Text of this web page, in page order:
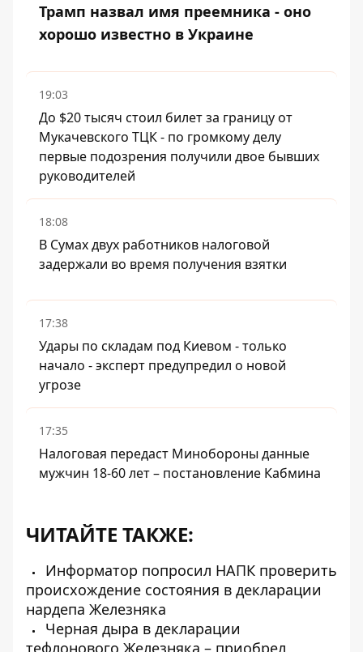
Трамп назвал имя преемника - оно
хорошо известно в Украине
19:03
До $20 тысяч стоил билет за границу от
Мукачевского ТЦК - по громкому делу
первые подозрения получили двое бывших
руководителей
18:08
В Сумах двух работников налоговой
задержали во время получения взятки
17:38
Удары по складам под Киевом - только
начало - эксперт предупредил о новой
угрозе
17:35
Налоговая передаст Минобороны данные
мужчин 18-60 лет – постановление Кабмина
ЧИТАЙТЕ ТАКЖЕ:
Информатор попросил НАПК проверить
происхождение состояния в декларации
нардепа Железняка
Черная дыра в декларации
тефлонового Железняка – приобрел